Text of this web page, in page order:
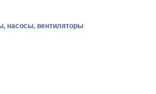
насосы, вентиляторы